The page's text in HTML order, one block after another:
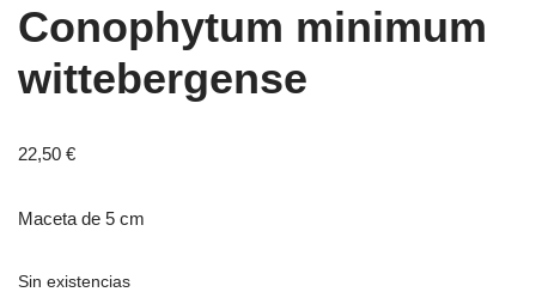
Conophytum minimum
wittebergense
22,50 €
Maceta de 5 cm
Sin existencias